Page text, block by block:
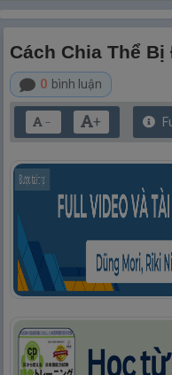
Cách Chia Thể
0 bình luận
－ +